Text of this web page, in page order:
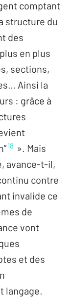
comptant
structure du
des
en plus
sections,
Ainsi la
: grâce à
18 ». Mais
avance-t-il,
contre
invalide ce
de
vont
et des
langage.